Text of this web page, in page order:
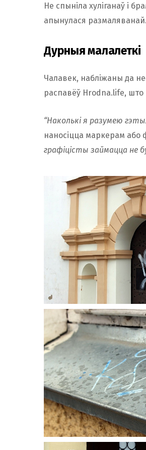
Не спыніла хуліганаў і
апынулася размаляванай.
Дурныя малалеткi
Чалавек, набліжаны да
распавёў Hrodna.life, што
“Наколькі я разумею
наносіцца маркерам або
графіцісты займацца не